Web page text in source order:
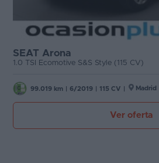
SEAT Arona
1.0 TSI Ecomotive S&S Style (115 CV)
99.019 km 6/2019 115 CV Madrid
Ver oferta